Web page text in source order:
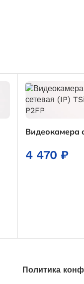
Видеокамера
4 470 ₽
Политика